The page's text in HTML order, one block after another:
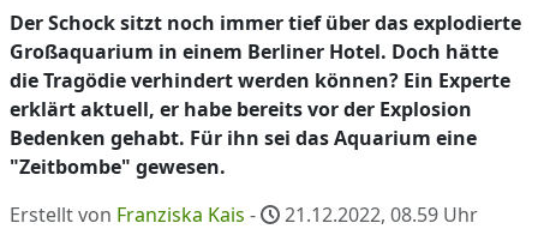
Der Schock sitzt noch immer tief über das explodierte
Großaquarium in einem Berliner Hotel. Doch hätte
die Tragödie verhindert werden können? Ein Experte
erklärt aktuell, er habe bereits vor der Explosion
Bedenken gehabt. Für ihn sei das Aquarium eine
"Zeitbombe" gewesen.
Erstellt von Franziska Kais - 21.12.2022, 08.59 Uhr